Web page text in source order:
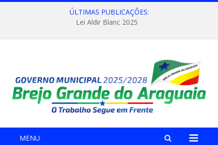
ÚLTIMAS PUBLICAÇÕES:
Lei Aldir Blanc 2025
MENU